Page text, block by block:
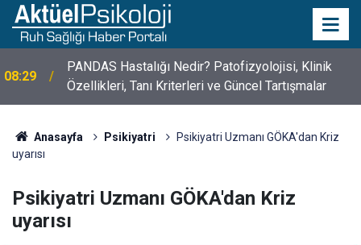
10:30
10 Mayıs Psikologlar Günü Nasıl Ortaya Çıktı? 10
Mayıs Tarihinin Hikayesi
Anasayfa Psikiyatri
Psikiyatri Uzmanı GÖKA'dan Kriz
uyarısı
Psikiyatri Uzmanı GÖKA'dan Kriz
uyarısı